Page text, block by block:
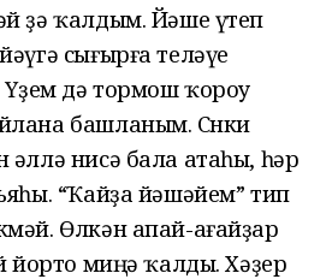
ҙә ҡалдым. Йәше үтеп
сығырға теләүе
Үҙем дә тормош ҡороу
башланым. Сөнки
әллә нисә бала атаһы, һәр
“Ҡайҙа йәшәйем” тип
Өлкән апай-ағайҙар
йорто миңә ҡалды. Хәҙер